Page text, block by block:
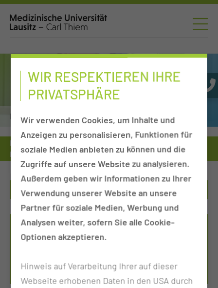
Brustzentrum
Medizinische Universität
Kliniken, Departments & Sektionen
Brustzentrum
HIER GEHT ES ZU UNSEREN
STELLENANGEBOTEN
karriere.ctk.de
WIR RESPEKTIEREN IHRE
PRIVATSPHÄRE
Wir verwenden Cookies, um Inhalte und
Anzeigen zu personalisieren, Funktionen für
soziale Medien anbieten zu können und die
Zugriffe auf unsere Website zu analysieren.
Außerdem geben wir Informationen zu Ihrer
Verwendung unserer Website an unsere
Partner für soziale Medien, Werbung und
Analysen weiter, sofern Sie alle Cookie-
Optionen akzeptieren.
Hinweis auf Verarbeitung Ihrer auf dieser
Webseite erhobenen Daten in den USA durch